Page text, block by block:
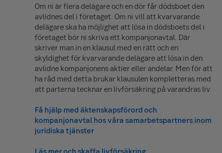
Om ni är flera delägare och en dör får dödsboet den
avlidnes del i företaget. Om ni vill att kvarvarande
delägare ska ha möjlighet att lösa in dödsboets del i
företaget bör ni skriva ett kompanjonavtal. Där
skriver man in en klausul med en rätt och en
skyldighet för kvarvarande delägare att lösa in den
avlidne kompanjonens aktier eller andelar. Men för att
ha råd med detta brukar klausulen kompletteras med
att parterna tecknar en livförsäkring på varandras liv.
Få hjälp med äktenskapsförord och
kompanjonavtal hos våra samarbetspartners inom
juridiska tjänster
Läs mer och skaffa livförsäkring